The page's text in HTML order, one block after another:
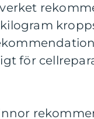
för